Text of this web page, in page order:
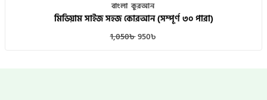
বাংলা কুরআন
মিডিয়াম সাইজ সহজ কোরআন (সম্পূর্ণ ৩০ পারা)
1,050৳950৳